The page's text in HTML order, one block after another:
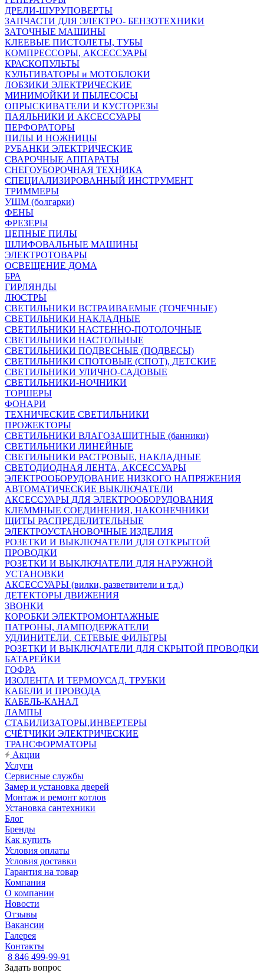
ДРЕЛИ-ШУРУПОВЕРТЫ
ЗАПЧАСТИ ДЛЯ ЭЛЕКТРО- БЕНЗОТЕХНИКИ
ЗАТОЧНЫЕ МАШИНЫ
КЛЕЕВЫЕ ПИСТОЛЕТЫ, ТУБЫ
КОМПРЕССОРЫ, АКСЕССУАРЫ
КРАСКОПУЛЬТЫ
КУЛЬТИВАТОРЫ и МОТОБЛОКИ
ЛОБЗИКИ ЭЛЕКТРИЧЕСКИЕ
МИНИМОЙКИ И ПЫЛЕСОСЫ
ОПРЫСКИВАТЕЛИ И КУСТОРЕЗЫ
ПАЯЛЬНИКИ И АКСЕССУАРЫ
ПЕРФОРАТОРЫ
ПИЛЫ И НОЖНИЦЫ
РУБАНКИ ЭЛЕКТРИЧЕСКИЕ
СВАРОЧНЫЕ АППАРАТЫ
СНЕГОУБОРОЧНАЯ ТЕХНИКА
СПЕЦИАЛИЗИРОВАННЫЙ ИНСТРУМЕНТ
ТРИММЕРЫ
УШМ (болгарки)
ФЕНЫ
ФРЕЗЕРЫ
ЦЕПНЫЕ ПИЛЫ
ШЛИФОВАЛЬНЫЕ МАШИНЫ
ЭЛЕКТРОТОВАРЫ
ОСВЕЩЕНИЕ ДОМА
БРА
ГИРЛЯНДЫ
ЛЮСТРЫ
СВЕТИЛЬНИКИ ВСТРАИВАЕМЫЕ (ТОЧЕЧНЫЕ)
СВЕТИЛЬНИКИ НАКЛАДНЫЕ
СВЕТИЛЬНИКИ НАСТЕННО-ПОТОЛОЧНЫЕ
СВЕТИЛЬНИКИ НАСТОЛЬНЫЕ
СВЕТИЛЬНИКИ ПОДВЕСНЫЕ (ПОДВЕСЫ)
СВЕТИЛЬНИКИ СПОТОВЫЕ (СПОТ), ДЕТСКИЕ
СВЕТИЛЬНИКИ УЛИЧНО-САДОВЫЕ
СВЕТИЛЬНИКИ-НОЧНИКИ
ТОРШЕРЫ
ФОНАРИ
ТЕХНИЧЕСКИЕ СВЕТИЛЬНИКИ
ПРОЖЕКТОРЫ
СВЕТИЛЬНИКИ ВЛАГОЗАЩИТНЫЕ (банники)
СВЕТИЛЬНИКИ ЛИНЕЙНЫЕ
СВЕТИЛЬНИКИ РАСТРОВЫЕ, НАКЛАДНЫЕ
СВЕТОДИОДНАЯ ЛЕНТА, АКСЕССУАРЫ
ЭЛЕКТРООБОРУДОВАНИЕ НИЗКОГО НАПРЯЖЕНИЯ
АВТОМАТИЧЕСКИЕ ВЫКЛЮЧАТЕЛИ
АКСЕССУАРЫ ДЛЯ ЭЛЕКТРООБОРУДОВАНИЯ
КЛЕММНЫЕ СОЕДИНЕНИЯ, НАКОНЕЧНИКИ
ЩИТЫ РАСПРЕДЕЛИТЕЛЬНЫЕ
ЭЛЕКТРОУСТАНОВОЧНЫЕ ИЗДЕЛИЯ
РОЗЕТКИ И ВЫКЛЮЧАТЕЛИ ДЛЯ ОТКРЫТОЙ
ПРОВОДКИ
РОЗЕТКИ И ВЫКЛЮЧАТЕЛИ ДЛЯ НАРУЖНОЙ
УСТАНОВКИ
АКСЕССУАРЫ (вилки, разветвители и т.д.)
ДЕТЕКТОРЫ ДВИЖЕНИЯ
ЗВОНКИ
КОРОБКИ ЭЛЕКТРОМОНТАЖНЫЕ
ПАТРОНЫ, ЛАМПОДЕРЖАТЕЛИ
УДЛИНИТЕЛИ, СЕТЕВЫЕ ФИЛЬТРЫ
РОЗЕТКИ И ВЫКЛЮЧАТЕЛИ ДЛЯ СКРЫТОЙ ПРОВОДКИ
БАТАРЕЙКИ
ГОФРА
ИЗОЛЕНТА И ТЕРМОУСАД. ТРУБКИ
КАБЕЛИ И ПРОВОДА
КАБЕЛЬ-КАНАЛ
ЛАМПЫ
СТАБИЛИЗАТОРЫ,ИНВЕРТЕРЫ
СЧЁТЧИКИ ЭЛЕКТРИЧЕСКИЕ
ТРАНСФОРМАТОРЫ
Акции
Услуги
Сервисные службы
Замер и установка дверей
Монтаж и ремонт котлов
Установка сантехники
Блог
Бренды
Как купить
Условия оплаты
Условия доставки
Гарантия на товар
Компания
О компании
Новости
Отзывы
Вакансии
Галерея
Контакты
8 846 499-99-91
Задать вопрос